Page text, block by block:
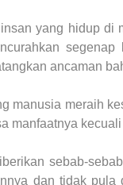
yang hidup di
segenap
ancaman
manusia meraih
manfaatnya
sebab-
dan tidak